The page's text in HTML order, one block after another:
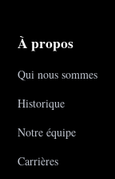
À propos
Qui nous sommes
Historique
Notre équipe
Carrières